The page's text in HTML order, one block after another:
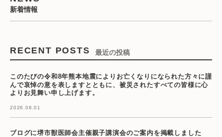
新着情報
RECENT POSTS 最近の投稿
このたびの令和8年熊本地震によりお亡くなりになられた方々に謹
んで哀悼の意を表しますとともに、被災されたすべての皆様に心
よりお見舞い申し上げます。
2026.08.01
ブログに堺市獣医師会主催親子講演会のご案内を掲載しました